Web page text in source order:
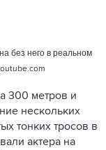
без него в реальном
300 метров и
нескольких
тонких тросов в
актера на